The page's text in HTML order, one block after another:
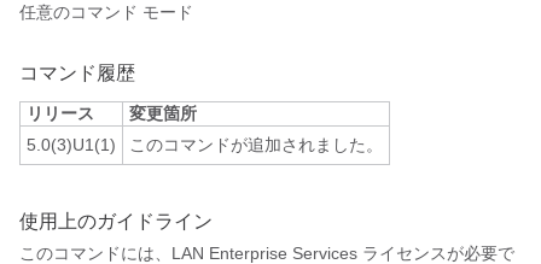
任意のコマンド モード
コマンド履歴
リリース
変更箇所
5.0(3)U1(1)
このコマンドが追加されました。
使用上のガイドライン
このコマンドには、LAN Enterprise Services ライセンスが必要で